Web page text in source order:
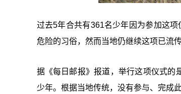
过去5年合共有361名少年因为参加这
危险的习俗，然而当地仍继续这项已流
据《每日邮报》报道，举行这项仪式的
少年。根据当地传统，没有参与、完成